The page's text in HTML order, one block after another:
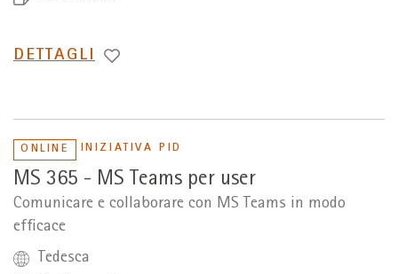
PASSA
DETTAGLI
ONLINE INIZIATIVA PID
MS 365 - MS Teams per user
Comunicare e collaborare con MS Teams in modo
efficace
Tedesca